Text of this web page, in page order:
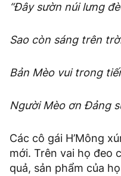
“Đây sườn núi lưng
Sao còn sáng trên
Bản Mèo vui trong
Người Mèo ơn Đảng
Các cô gái H’Mông
mới. Trên vai họ đeo
quả, sản phẩm của